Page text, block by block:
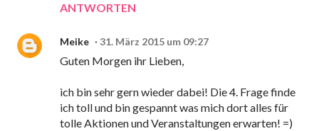
ANTWORTEN
Meike 31. März 2015 um 09:27
Guten Morgen ihr Lieben,
ich bin sehr gern wieder dabei! Die 4. Frage finde
ich toll und bin gespannt was mich dort alles für
tolle Aktionen und Veranstaltungen erwarten! =)